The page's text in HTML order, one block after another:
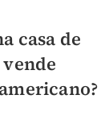
casa de